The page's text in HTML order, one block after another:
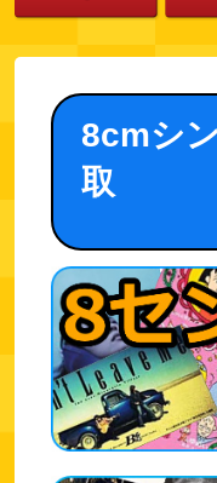
8cmシ
取